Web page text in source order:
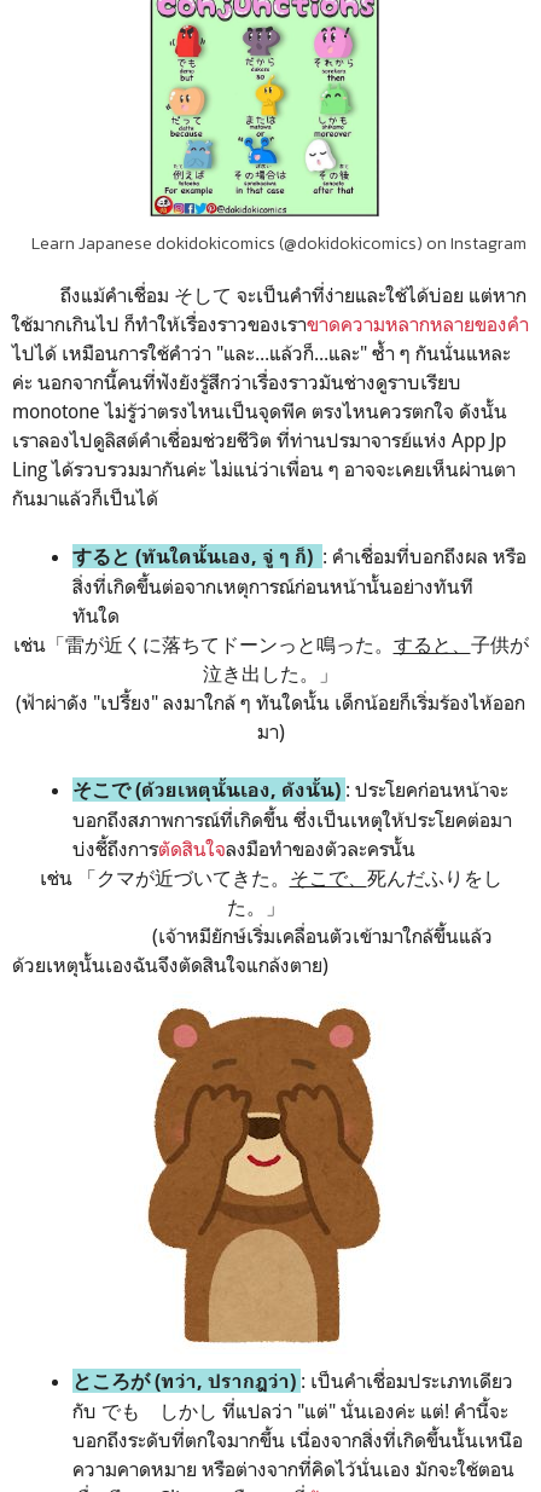
Learn Japanese dokidokicomics (@dokidokicomics) on Instagram
ถึงแม้คำเชื่อม そして จะเป็นคำที่ง่ายและใช้ได้บ่อย แต่หาก
ใช้มากเกินไป ก็ทำให้เรื่องราวของเราขาดความหลากหลายของคำ
ไปได้ เหมือนการใช้คำว่า "และ...แล้วก็...และ" ซ้ำ ๆ กันนั่นแหละ
ค่ะ นอกจากนี้คนที่ฟังยังรู้สึกว่าเรื่องราวมันช่างดูราบเรียบ
monotone ไม่รู้ว่าตรงไหนเป็นจุดพีค ตรงไหนควรตกใจ ดังนั้น
เราลองไปดูลิสต์คำเชื่อมช่วยชีวิต ที่ท่านปรมาจารย์แห่ง App Jp
Ling ได้รวบรวมมากันค่ะ ไม่แน่ว่าเพื่อน ๆ อาจจะเคยเห็นผ่านตา
กันมาแล้วก็เป็นได้
すると (ทันใดนั้นเอง, จู่ ๆ ก็) : คำเชื่อมที่บอกถึงผล หรือ
สิ่งที่เกิดขึ้นต่อจากเหตุการณ์ก่อนหน้านั้นอย่างทันที
ทันใด
เช่น「雷が近くに落ちてドーンっと鳴った。 すると、 子供が
泣き出した。」
(ฟ้าผ่าดัง "เปรี้ยง" ลงมาใกล้ ๆ ทันใดนั้น เด็กน้อยก็เริ่มร้องไห้ออก
มา)
そこで (ด้วยเหตุนั้นเอง, ดังนั้น) : ประโยคก่อนหน้าจะ
บอกถึงสภาพการณ์ที่เกิดขึ้น ซึ่งเป็นเหตุให้ประโยคต่อมา
บ่งชี้ถึงการตัดสินใจลงมือทำของตัวละครนั้น
เช่น 「クマが近づいてきた。 そこで、 死んだふりをし
た。」
(เจ้าหมียักษ์เริ่มเคลื่อนตัวเข้ามาใกล้ขึ้นแล้ว
ด้วยเหตุนั้นเองฉันจึงตัดสินใจแกล้งตาย)
ところが (ทว่า, ปรากฎว่า) : เป็นคำเชื่อมประเภทเดียว
กับ でも しかし ที่แปลว่า "แต่" นั่นเองค่ะ แต่! คำนี้จะ
บอกถึงระดับที่ตกใจมากขึ้น เนื่องจากสิ่งที่เกิดขึ้นนั้นเหนือ
ความคาดหมาย หรือต่างจากที่คิดไว้นั่นเอง มักจะใช้ตอน